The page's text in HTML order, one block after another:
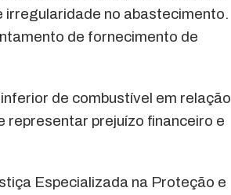
irregularidade no abastecimento.
de fornecimento de
de combustível em relação
representar prejuízo financeiro e
Especializada na Proteção e